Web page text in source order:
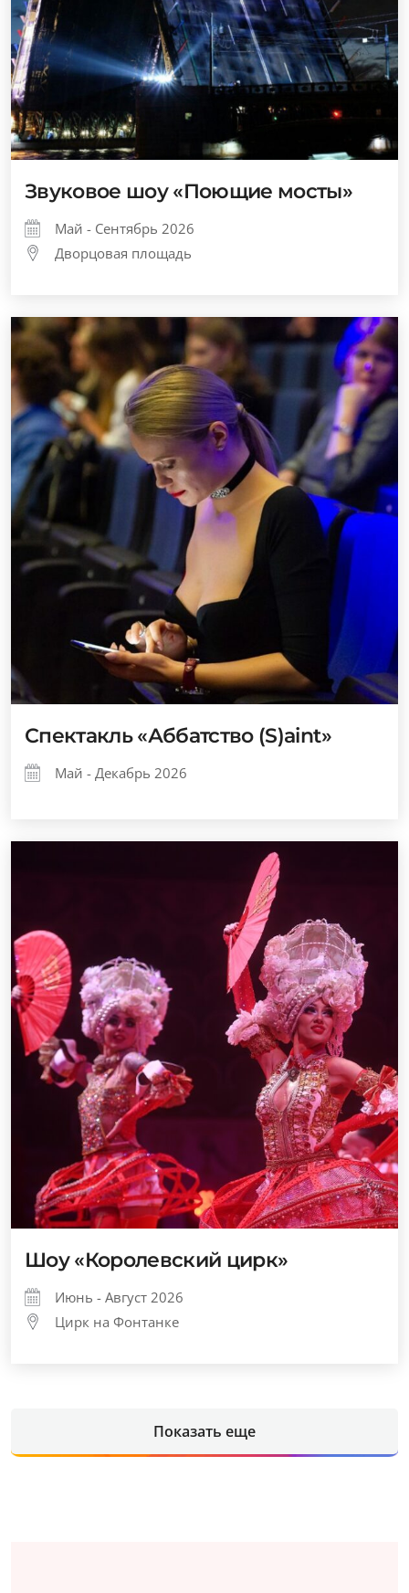
Звуковое шоу «Поющие мосты»
Май - Сентябрь 2026
Дворцовая площадь
Спектакль «Аббатство (S)aint»
Май - Декабрь 2026
Шоу «Королевский цирк»
Июнь - Август 2026
Цирк на Фонтанке
Показать еще